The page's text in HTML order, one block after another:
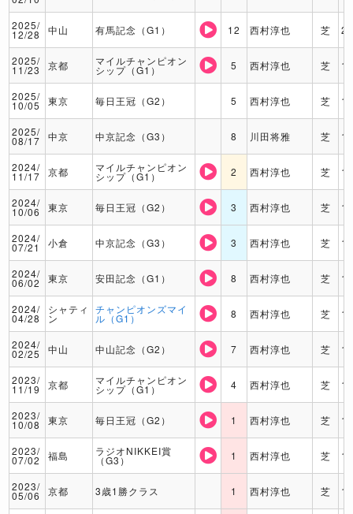
2025/
12/28 中山 有馬記念（G1） 12 西村淳也 芝
2025/
11/23 京都 マイルチャンピオン
シップ（G1） 5 西村淳也 芝
2025/
10/05 東京 毎日王冠（G2） 5 西村淳也 芝
2025/
08/17 中京 中京記念（G3） 8 川田将雅 芝
2024/
11/17 京都 マイルチャンピオン
シップ（G1） 2 西村淳也 芝
2024/
10/06 東京 毎日王冠（G2） 3 西村淳也 芝
2024/
07/21 小倉 中京記念（G3） 3 西村淳也 芝
2024/
06/02 東京 安田記念（G1） 8 西村淳也 芝
2024/
04/28
シャティ
ン
チャンピオンズマイ
ル（G1） 8 西村淳也 芝
2024/
02/25 中山 中山記念（G2） 7 西村淳也 芝
2023/
11/19 京都 マイルチャンピオン
シップ（G1） 4 西村淳也 芝
2023/
10/08 東京 毎日王冠（G2） 1 西村淳也 芝
2023/
07/02 福島 ラジオNIKKEI賞
（G3） 1 西村淳也 芝
2023/
05/06 京都 3歳1勝クラス 1 西村淳也 芝